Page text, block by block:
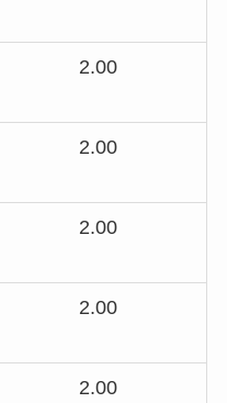
2.00
2.00
2.00
2.00
2.00